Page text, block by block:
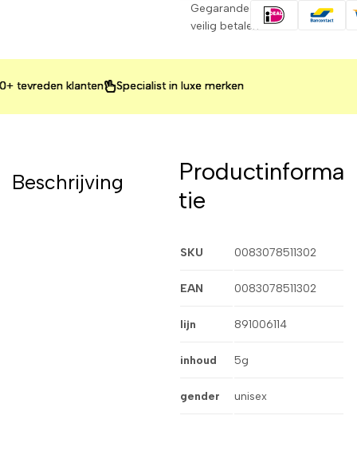
Gegarandeerd
veilig betalen
klanten Specialist in luxe merken
klanten Specialist in luxe merken
klanten Specialist in luxe merken
Beschrijving
Productinforma
tie
SKU 0083078511302
EAN 0083078511302
lijn 891006114
inhoud 5g
gender unisex